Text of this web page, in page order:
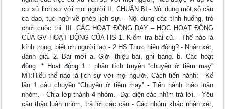
cư xử lịch sự với mọi người II. CHUẨN BỊ - Nội dung một số câu
ca dao, tục ngữ về phép lịch sự. - Nội dung các tình huống, trò
chơi cuộc thi. III. CÁC HOẠT ĐỘNG DẠY – HỌC HOẠT ĐỘNG
CỦA GV HOẠT ĐỘNG CỦA HS 1. Kiểm tra bài cũ. - Thế nào là
kính trọng, biết ơn người lao - 2 HS Thực hiện động? - Nhận xét,
đánh giá. 2. Bài mới a. Giới thiệu bài, ghi bảng. b. Các hoạt
động: * Hoạt động 1 : phân tích truyện “chuyện ở tiệm may”
MT:Hiểu thế nào là lịch sự với mọi người. Cách tiến hành: - Kể
lần 1 câu chuyện “Chuyện ở tiệm may” - Tiến hành thảo luận
nhóm. - Chia lớp thành 4 nhóm. -Đại diện các nhĩm trả lời. - Yêu
cầu thảo luận nhóm, trả lời các câu - Các nhóm khác nhận xét,